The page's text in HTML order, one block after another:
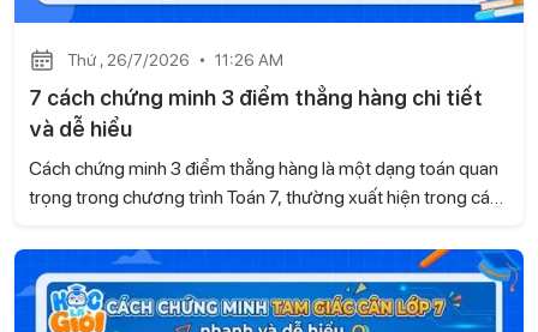
Thứ , 26/7/2026 11:26 AM
7 cách chứng minh 3 điểm thẳng hàng chi tiết
và dễ hiểu
Cách chứng minh 3 điểm thẳng hàng là một dạng toán quan
trọng trong chương trình Toán 7, thường xuất hiện trong các
thức với cuộc sống, Học là Giỏi sẽ hướng dẫn những
phương pháp chứng minh dễ hiểu, giúp học sinh vận dụng
linh hoạt khi làm bài.